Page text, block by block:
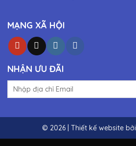
MẠNG XÃ HỘI
NHẬN ƯU ĐÃI
© 2026 | Thiết kế website bởi